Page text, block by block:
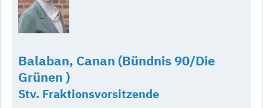
Balaban, Canan (Bündnis 90/Die
Grünen )
Stv. Fraktionsvorsitzende